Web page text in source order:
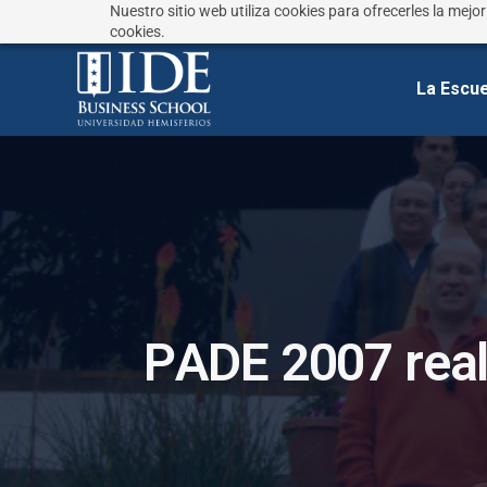
Nuestro sitio web utiliza cookies para ofrecerles la
cookies.
¿No sabes que estudiar?Responde estas preguntas
La
PADE 2007 rea